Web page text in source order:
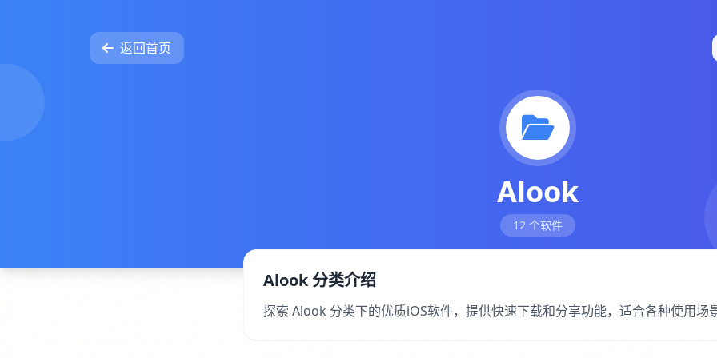
返回首页
Alook
12 个软件
Alook 分类介绍
探索 Alook 分类下的优质iOS软件，提供快速下载和分享功能，适合各种使用场